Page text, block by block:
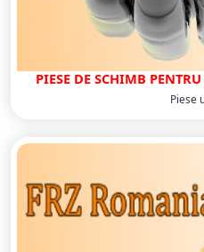
PIESE DE SCHIMB
Piese